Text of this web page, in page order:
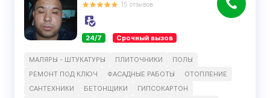
15 отзывов
24/7 Срочный вызов
МАЛЯРЫ - ШТУКАТУРЫ ПЛИТОЧНИКИ
ПОЛЫ
РЕМОНТ ПОД КЛЮЧ
ФАСАДНЫЕ РАБОТЫ
ОТОПЛЕНИЕ
САНТЕХНИКИ
БЕТОНЩИКИ
ГИПСОКАРТОН